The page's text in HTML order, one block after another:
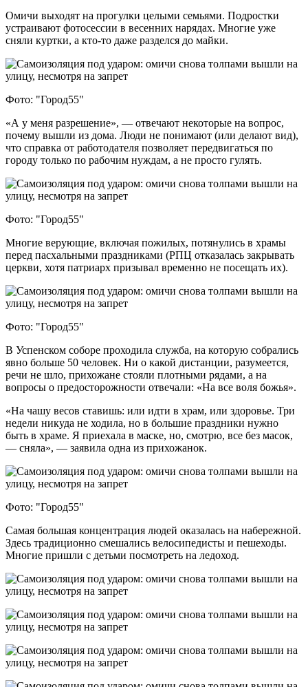
Омичи выходят на прогулки целыми семьями. Подростки
устраивают фотосессии в весенних нарядах. Многие уже
сняли куртки, а кто-то даже разделся до майки.
Фото: "Город55"
«А у меня разрешение», — отвечают некоторые на вопрос,
почему вышли из дома. Люди не понимают (или делают вид),
что справка от работодателя позволяет передвигаться по
городу только по рабочим нуждам, а не просто гулять.
Фото: "Город55"
Многие верующие, включая пожилых, потянулись в храмы
перед пасхальными праздниками (РПЦ отказалась закрывать
церкви, хотя патриарх призывал временно не посещать их).
Фото: "Город55"
В Успенском соборе проходила служба, на которую собрались
явно больше 50 человек. Ни о какой дистанции, разумеется,
речи не шло, прихожане стояли плотными рядами, а на
вопросы о предосторожности отвечали: «На все воля божья».
«На чашу весов ставишь: или идти в храм, или здоровье. Три
недели никуда не ходила, но в большие праздники нужно
быть в храме. Я приехала в маске, но, смотрю, все без масок,
— сняла», — заявила одна из прихожанок.
Фото: "Город55"
Самая большая концентрация людей оказалась на набережной.
Здесь традиционно смешались велосипедисты и пешеходы.
Многие пришли с детьми посмотреть на ледоход.